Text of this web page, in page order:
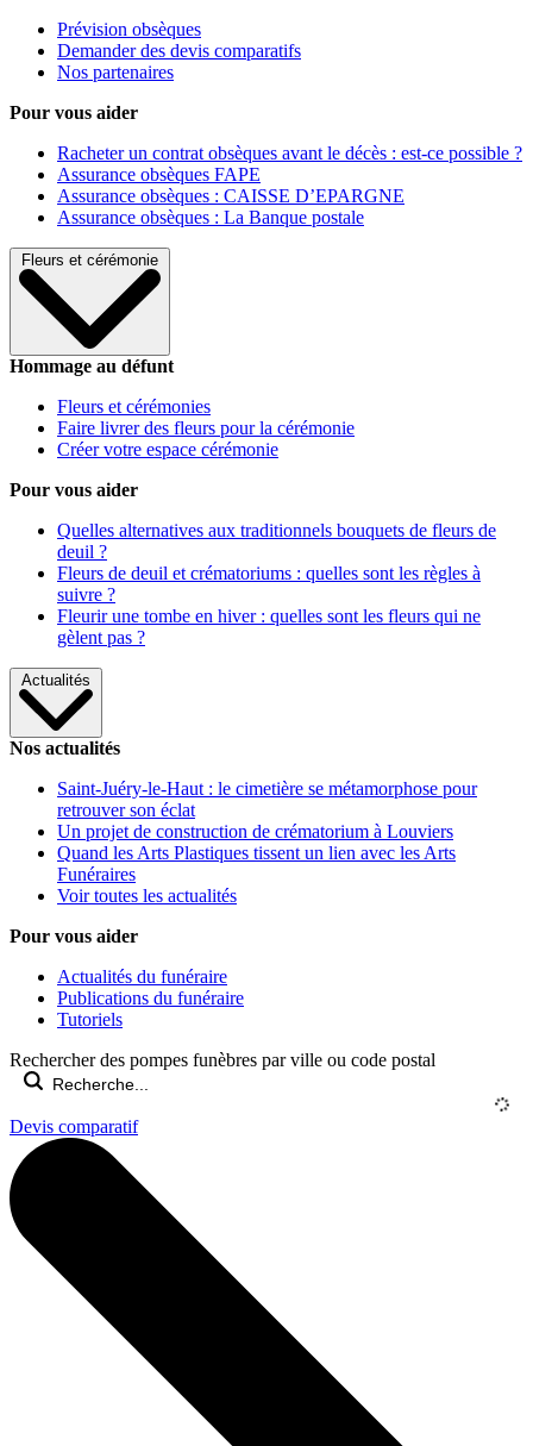
Prévision obsèques
Demander des devis comparatifs
Nos partenaires
Pour vous aider
Racheter un contrat obsèques avant le décès : est-ce possible ?
Assurance obsèques FAPE
Assurance obsèques : CAISSE D’EPARGNE
Assurance obsèques : La Banque postale
Fleurs et cérémonie
Hommage au défunt
Fleurs et cérémonies
Faire livrer des fleurs pour la cérémonie
Créer votre espace cérémonie
Pour vous aider
Quelles alternatives aux traditionnels bouquets de fleurs de
deuil ?
Fleurs de deuil et crématoriums : quelles sont les règles à
suivre ?
Fleurir une tombe en hiver : quelles sont les fleurs qui ne
gèlent pas ?
Actualités
Nos actualités
Saint-Juéry-le-Haut : le cimetière se métamorphose pour
retrouver son éclat
Un projet de construction de crématorium à Louviers
Quand les Arts Plastiques tissent un lien avec les Arts
Funéraires
Voir toutes les actualités
Pour vous aider
Actualités du funéraire
Publications du funéraire
Tutoriels
Rechercher des pompes funèbres par ville ou code postal
Devis comparatif